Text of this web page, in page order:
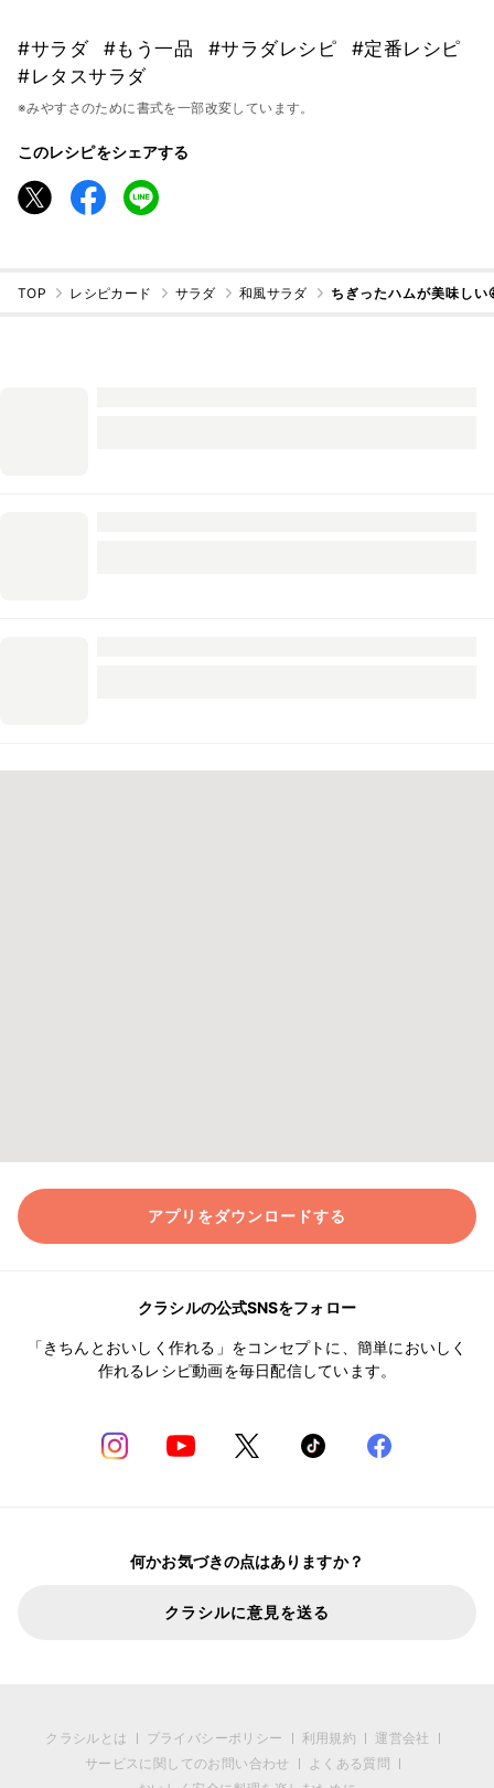
#サラダ #もう一品 #サラダレシピ
#定番レシピ
#レタスサラダ
※みやすさのために書式を一部改変しています。
このレシピをシェアする
TOP レシピカード サラダ 和風サラダ ちぎったハムが美味し
アプリをダウンロードする
クラシルの公式SNSをフォロー
「きちんとおいしく作れる」をコンセプトに、簡単においしく
作れるレシピ動画を毎日配信しています。
何かお気づきの点はありますか？
クラシルに意見を送る
クラシルとは プライバシーポリシー 利用規約
運営会社
サービスに関してのお問い合わせ
よくある質問